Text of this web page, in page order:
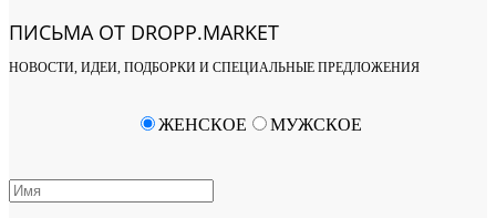
ПИСЬМА ОТ DROPP.MARKET
НОВОСТИ, ИДЕИ, ПОДБОРКИ И СПЕЦИАЛЬНЫЕ ПРЕДЛОЖЕНИЯ
ЖЕНСКОЕ МУЖСКОЕ